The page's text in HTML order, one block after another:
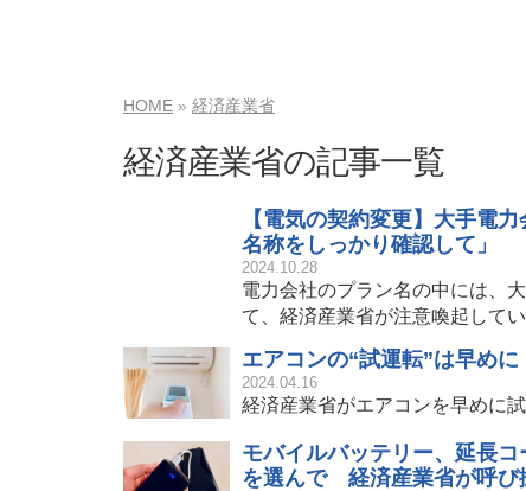
HOME 経済産業省
経済産業省の記事一覧
【電気の契約変更】大手電
名称をしっかり確認して」
2024.10.28
電力会社のプラン名の中には、
て、経済産業省が注意喚起してい
エアコンの“試運転”は早め
2024.04.16
経済産業省がエアコンを早めに
モバイルバッテリー、延長
を選んで 経済産業省が呼び